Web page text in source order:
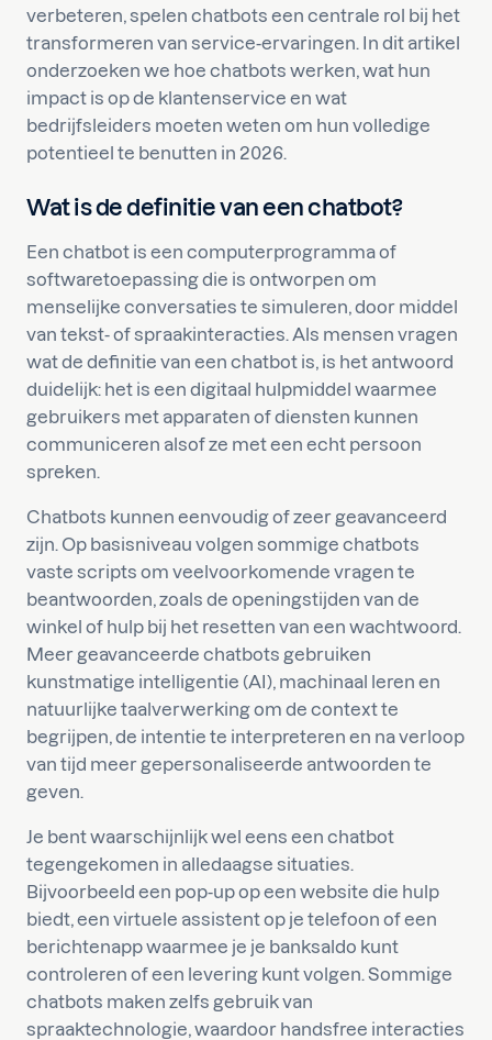
verbeteren, spelen chatbots een centrale rol bij het
transformeren van service-ervaringen. In dit artikel
onderzoeken we hoe chatbots werken, wat hun
impact is op de klantenservice en wat
bedrijfsleiders moeten weten om hun volledige
potentieel te benutten in 2026.
Wat is de definitie van een chatbot?
Een chatbot is een computerprogramma of
softwaretoepassing die is ontworpen om
menselijke conversaties te simuleren, door middel
van tekst- of spraakinteracties. Als mensen vragen
wat de definitie van een chatbot is, is het antwoord
duidelijk: het is een digitaal hulpmiddel waarmee
gebruikers met apparaten of diensten kunnen
communiceren alsof ze met een echt persoon
spreken.
Chatbots kunnen eenvoudig of zeer geavanceerd
zijn. Op basisniveau volgen sommige chatbots
vaste scripts om veelvoorkomende vragen te
beantwoorden, zoals de openingstijden van de
winkel of hulp bij het resetten van een wachtwoord.
Meer geavanceerde chatbots gebruiken
kunstmatige intelligentie (AI), machinaal leren en
natuurlijke taalverwerking om de context te
begrijpen, de intentie te interpreteren en na verloop
van tijd meer gepersonaliseerde antwoorden te
geven.
Je bent waarschijnlijk wel eens een chatbot
tegengekomen in alledaagse situaties.
Bijvoorbeeld een pop-up op een website die hulp
biedt, een virtuele assistent op je telefoon of een
berichtenapp waarmee je je banksaldo kunt
controleren of een levering kunt volgen. Sommige
chatbots maken zelfs gebruik van
spraaktechnologie, waardoor handsfree interacties